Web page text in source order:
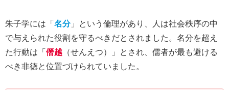
朱子学には「 名分」という倫理があり、人は社会秩序の中
で与えられた役割を守るべきだとされました。名分を超え
た行動は「 僭越 （せんえつ）」とされ、儒者が最も避ける
べき非徳と位置づけられていました。